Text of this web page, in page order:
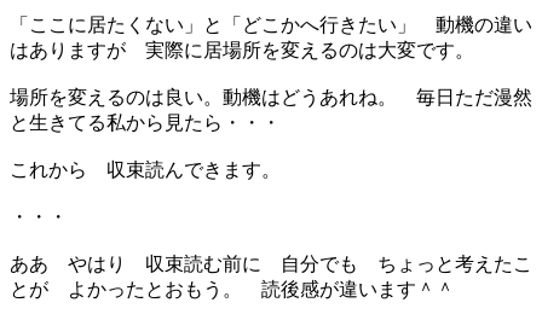
「ここに居たくない」と「どこかへ行きたい」 動機の違い
はありますが 実際に居場所を変えるのは大変です。
場所を変えるのは良い。動機はどうあれね。 毎日ただ漫然
と生きてる私から見たら・・・
これから 収束読んできます。
・・・
ああ やはり 収束読む前に 自分でも ちょっと考えたこ
とが よかったとおもう。 読後感が違います＾＾